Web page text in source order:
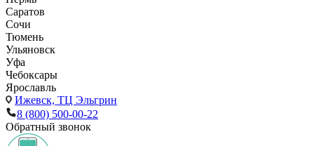
Саратов
Сочи
Тюмень
Ульяновск
Уфа
Чебоксары
Ярославль
Ижевск, ТЦ Эльгрин
8 (800) 500-00-22
Обратный звонок